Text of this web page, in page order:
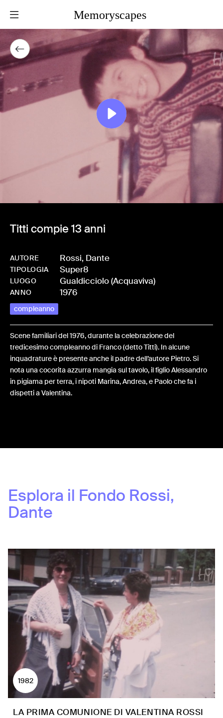
Memoryscapes
Titti compie 13 anni
AUTORE Rossi, Dante
TIPOLOGIA Super8
LUOGO Gualdicciolo (Acquaviva)
ANNO 1976
compleanno
Scene familiari del 1976, durante la celebrazione del
tredicesimo compleanno di Franco (detto Titti). In alcune
inquadrature è presente anche il padre dell’autore Pietro. Si
nota una cocorita azzurra mangia sul tavolo, il figlio Alessandro
in pigiama per terra, i nipoti Marina, Andrea, e Paolo che fa i
dispetti a Valentina.
Esplora il Fondo Rossi,
Dante
1982
LA PRIMA COMUNIONE DI VALENTINA ROSSI